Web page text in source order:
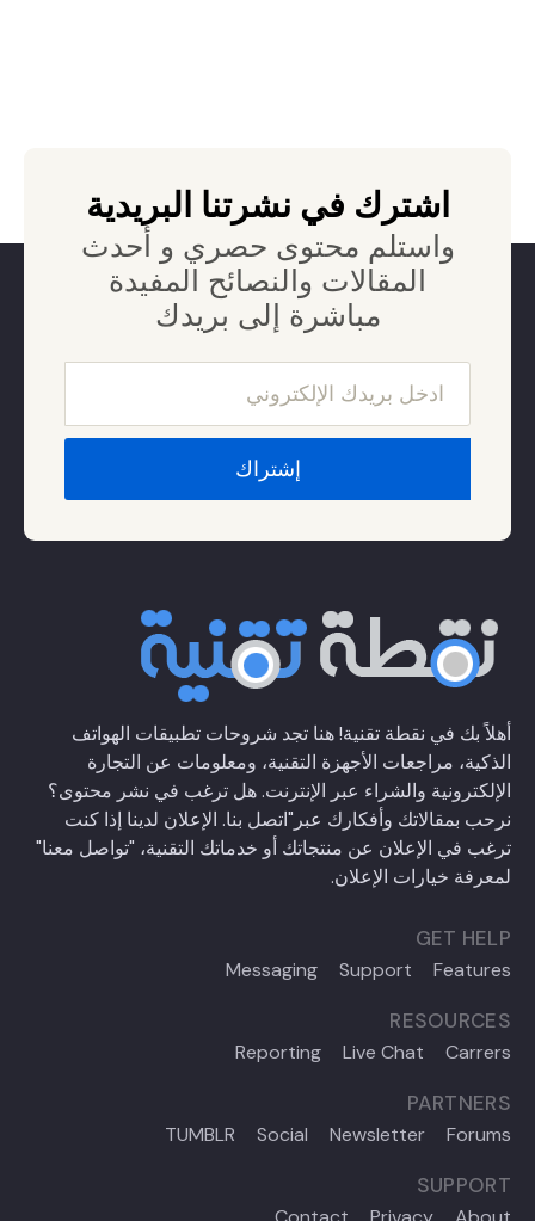
اشترك في نشرتنا البريدية
واستلم محتوى حصري و أحدث
المقالات والنصائح المفيدة
مباشرة إلى بريدك
أهلاً بك في نقطة تقنية! هنا تجد شروحات تطبيقات الهواتف
الذكية، مراجعات الأجهزة التقنية، ومعلومات عن التجارة
الإلكترونية والشراء عبر الإنترنت. هل ترغب في نشر محتوى؟
نرحب بمقالاتك وأفكارك عبر "اتصل بنا. الإعلان لدينا إذا كنت
ترغب في الإعلان عن منتجاتك أو خدماتك التقنية، "تواصل معنا"
لمعرفة خيارات الإعلان.
GET HELP
Features
Support
Messaging
RESOURCES
Carrers
Live Chat
Reporting
PARTNERS
Forums
Newsletter
Social
TUMBLR
SUPPORT